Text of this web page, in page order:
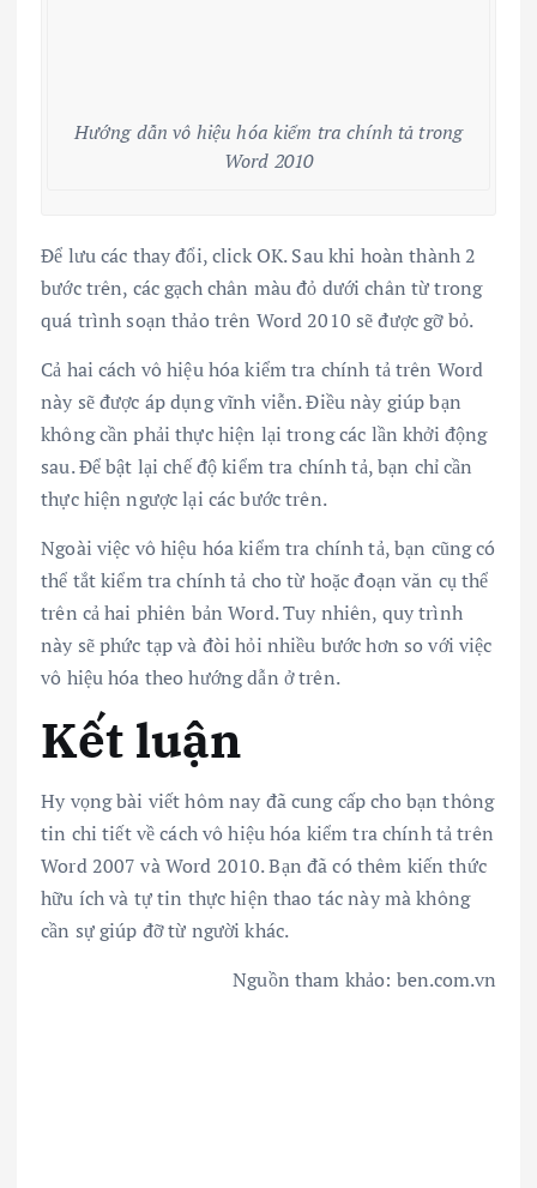
Hướng dẫn vô hiệu hóa kiểm tra chính tả trong
Word 2010
Để lưu các thay đổi, click OK. Sau khi hoàn thành 2
bước trên, các gạch chân màu đỏ dưới chân từ trong
quá trình soạn thảo trên Word 2010 sẽ được gỡ bỏ.
Cả hai cách vô hiệu hóa kiểm tra chính tả trên Word
này sẽ được áp dụng vĩnh viễn. Điều này giúp bạn
không cần phải thực hiện lại trong các lần khởi động
sau. Để bật lại chế độ kiểm tra chính tả, bạn chỉ cần
thực hiện ngược lại các bước trên.
Ngoài việc vô hiệu hóa kiểm tra chính tả, bạn cũng có
thể tắt kiểm tra chính tả cho từ hoặc đoạn văn cụ thể
trên cả hai phiên bản Word. Tuy nhiên, quy trình
này sẽ phức tạp và đòi hỏi nhiều bước hơn so với việc
vô hiệu hóa theo hướng dẫn ở trên.
Kết luận
Hy vọng bài viết hôm nay đã cung cấp cho bạn thông
tin chi tiết về cách vô hiệu hóa kiểm tra chính tả trên
Word 2007 và Word 2010. Bạn đã có thêm kiến thức
hữu ích và tự tin thực hiện thao tác này mà không
cần sự giúp đỡ từ người khác.
Nguồn tham khảo: ben.com.vn